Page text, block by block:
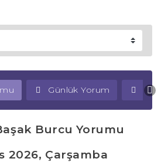
Günlük Yorum
Burcu Yorumu
2026, Çarşamba